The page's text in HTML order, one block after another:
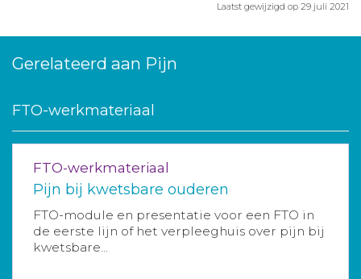
Laatst gewijzigd op 29 juli 2021
Gerelateerd aan Pijn
FTO-werkmateriaal
FTO-werkmateriaal
Pijn bij kwetsbare ouderen
FTO-module en presentatie voor een FTO in
de eerste lijn of het verpleeghuis over pijn bij
kwetsbare...